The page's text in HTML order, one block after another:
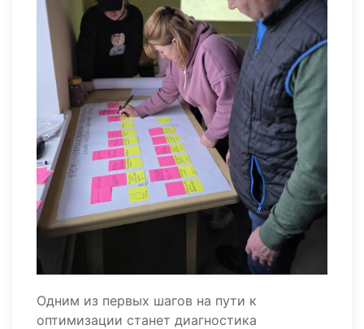
Одним из первых шагов на пути к
оптимизации станет диагностика